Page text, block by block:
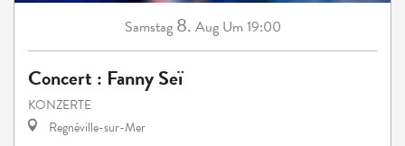
Samstag 8. Aug Um 19:00
Concert : Fanny Seï
KONZERTE
Regnéville-sur-Mer